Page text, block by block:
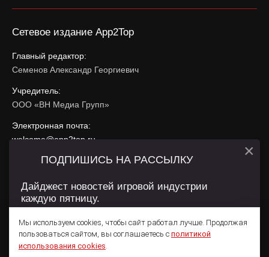
Сетевое издание App2Top
Главный редактор:
Семенов Александр Георгиевич
Учредитель:
ООО «ВН Медиа Групп»
Электронная почта:
welcome@app2top.ru
При использовании материалов активная ссылка на
Сайт использует IP адреса, cookie, данные геолокации
использования содержатся вПолитике конфиденциальностии
Пользовательском соглашении .
Мы используем cookies, чтобы сайт работал лучше. Продолжая
пользоваться сайтом, вы соглашаетесь с политикой
использования cookies.
ПОДПИШИСЬ НА РАССЫЛКУ
Дайджест новостей игровой индустрии
каждую пятницу.
×